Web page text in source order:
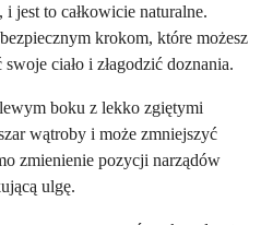
jest to całkowicie naturalne.
krokom, które możesz
ciało i złagodzić doznania.
boku z lekko zgiętymi
wątroby i może zmniejszyć
zmienienie pozycji narządów
ulgę.